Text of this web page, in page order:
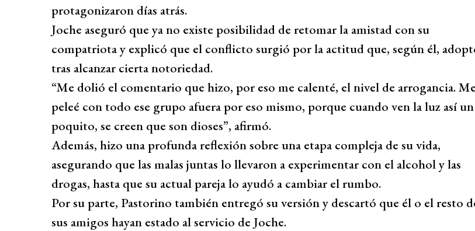
protagonizaron días atrás.
Joche aseguró que ya no existe posibilidad de retomar la amistad con su
compatriota y explicó que el conflicto surgió por la actitud que, según él,
tras alcanzar cierta notoriedad.
“Me dolió el comentario que hizo, por eso me calenté, el nivel de arrogancia. Me
peleé con todo ese grupo afuera por eso mismo, porque cuando ven la luz así un
poquito, se creen que son dioses”, afirmó.
Además, hizo una profunda reflexión sobre una etapa compleja de su vida,
asegurando que las malas juntas lo llevaron a experimentar con el alcohol y las
drogas, hasta que su actual pareja lo ayudó a cambiar el rumbo.
Por su parte, Pastorino también entregó su versión y descartó que él o el resto
sus amigos hayan estado al servicio de Joche.